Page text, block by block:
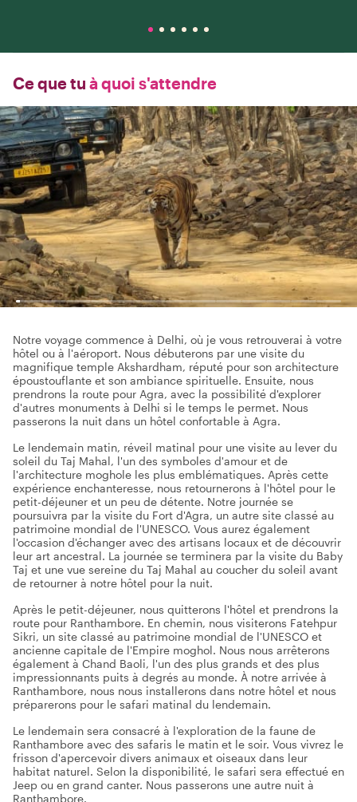
Ce que tu à quoi s'attendre
Notre voyage commence à Delhi, où je vous retrouverai à votre
hôtel ou à l'aéroport. Nous débuterons par une visite du
magnifique temple Akshardham, réputé pour son architecture
époustouflante et son ambiance spirituelle. Ensuite, nous
prendrons la route pour Agra, avec la possibilité d'explorer
d'autres monuments à Delhi si le temps le permet. Nous
passerons la nuit dans un hôtel confortable à Agra.
Le lendemain matin, réveil matinal pour une visite au lever du
soleil du Taj Mahal, l'un des symboles d'amour et de
l'architecture moghole les plus emblématiques. Après cette
expérience enchanteresse, nous retournerons à l'hôtel pour le
petit-déjeuner et un peu de détente. Notre journée se
poursuivra par la visite du Fort d'Agra, un autre site classé au
patrimoine mondial de l'UNESCO. Vous aurez également
l'occasion d'échanger avec des artisans locaux et de découvrir
leur art ancestral. La journée se terminera par la visite du Baby
Taj et une vue sereine du Taj Mahal au coucher du soleil avant
de retourner à notre hôtel pour la nuit.
Après le petit-déjeuner, nous quitterons l'hôtel et prendrons la
route pour Ranthambore. En chemin, nous visiterons Fatehpur
Sikri, un site classé au patrimoine mondial de l'UNESCO et
ancienne capitale de l'Empire moghol. Nous nous arrêterons
également à Chand Baoli, l'un des plus grands et des plus
impressionnants puits à degrés au monde. À notre arrivée à
Ranthambore, nous nous installerons dans notre hôtel et nous
préparerons pour le safari matinal du lendemain.
Le lendemain sera consacré à l'exploration de la faune de
Ranthambore avec des safaris le matin et le soir. Vous vivrez le
frisson d'apercevoir divers animaux et oiseaux dans leur
habitat naturel. Selon la disponibilité, le safari sera effectué en
Jeep ou en grand canter. Nous passerons une autre nuit à
Ranthambore.